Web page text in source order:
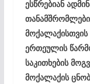
ესწრებიან
ერთეულის
საკითხების
მოქალაქის